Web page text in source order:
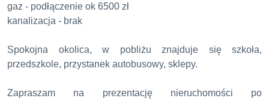
gaz - podłączenie ok 6500 zł
kanalizacja - brak
Spokojna okolica, w pobliżu znajduje się szkoła,
przedszkole, przystanek autobusowy, sklepy.
Zapraszam na prezentację nieruchomości po